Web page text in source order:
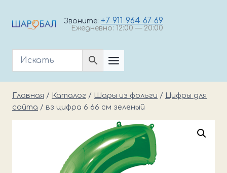
Звоните: +7 911 964 67 69
Ежедневно: 12:00 — 20:00
Главная / Каталог / Шары из фольги /
Цифры для
сайта / вз цифра 6 66 см зеленый